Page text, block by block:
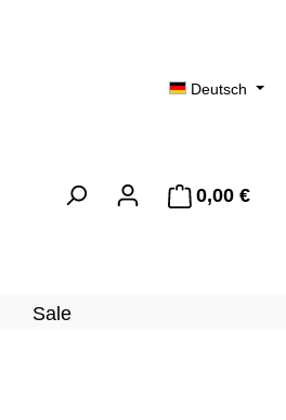
Deutsch
0,00 €
Sale